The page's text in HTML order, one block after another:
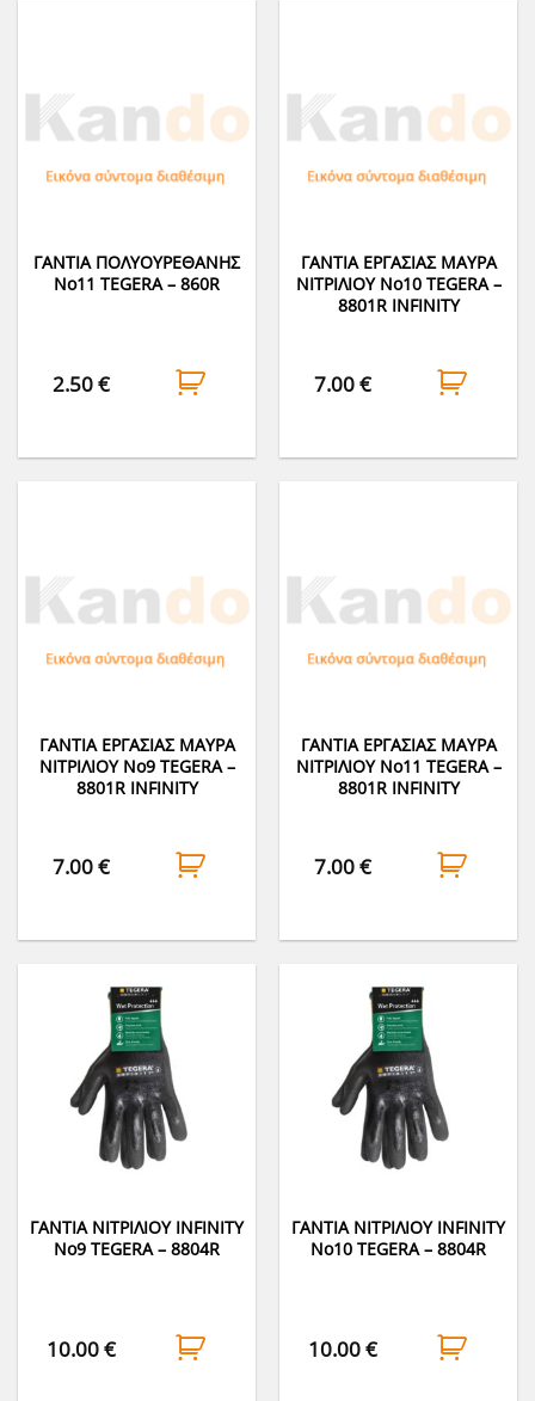
ΓΑΝΤΙΑ ΠΟΛΥΟΥΡΕΘΑΝΗΣ
Νο11 TEGERA – 860R
2.50€
ΓΑΝΤΙΑ ΕΡΓΑΣΙΑΣ ΜΑΥΡΑ
ΝΙΤΡΙΛΙΟΥ No10 TEGERA –
8801R INFINITY
7.00€
ΓΑΝΤΙΑ ΕΡΓΑΣΙΑΣ ΜΑΥΡΑ
ΝΙΤΡΙΛΙΟΥ No9 TEGERA –
8801R INFINITY
7.00€
ΓΑΝΤΙΑ ΕΡΓΑΣΙΑΣ ΜΑΥΡΑ
ΝΙΤΡΙΛΙΟΥ No11 TEGERA –
8801R INFINITY
7.00€
ΓΑΝΤΙΑ ΝΙΤΡΙΛΙΟΥ INFINITY
Νο9 TEGERA – 8804R
10.00€
ΓΑΝΤΙΑ ΝΙΤΡΙΛΙΟΥ INFINITY
Νο10 TEGERA – 8804R
10.00€